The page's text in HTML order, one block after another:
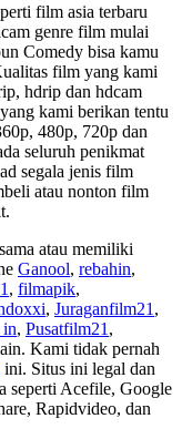
film asia terbaru
genre film mulai
Comedy bisa kamu
film yang kami
hdrip dan hdcam
kami berikan tentu
480p, 720p dan
seluruh penikmat
segala jenis film
atau nonton film
atau memiliki
Ganool, rebahin,
, filmapik,
, Juraganfilm21 ,
in, Pusatfilm21 ,
Kami tidak pernah
ini. Situs ini legal dan
seperti Acefile, Google
Rapidvideo, dan